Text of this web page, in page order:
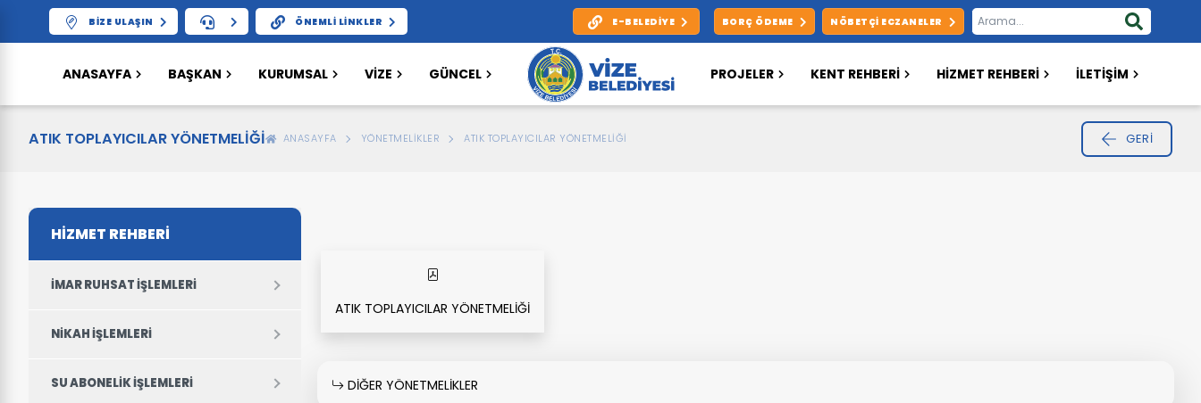
BIZE ULAŞIN ÖNEMLI LINKLER E-BELEDIYE BORÇ ÖDEME NÖBETÇI ECZANELER
ANASAYFA BAŞKAN KURUMSAL VIZE GÜNCEL PROJELER KENT REHBERİ HİZMET REHBERİ İLETİŞİM
ATIK TOPLAYICILAR YÖNETMELİĞİ ANASAYFA YÖNETMELIKLER ATIK TOPLAYICILAR YÖNETMELİĞİ GERI
HİZMET REHBERİ
İMAR RUHSAT İŞLEMLERI
NIKAH İŞLEMLERI
SU ABONELIK İŞLEMLERI
ATIK TOPLAYICILAR YÖNETMELİĞİ
DİĞER YÖNETMELİKLER